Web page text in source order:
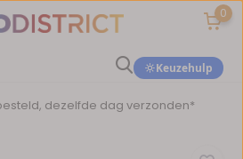
0
Keuzehulp
dezelfde dag verzonden*